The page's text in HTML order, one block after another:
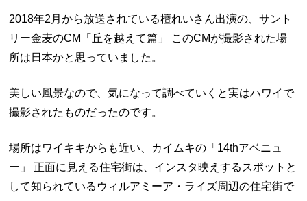
2018年2月から放送されている檀れいさん出演の、サント
リー金麦のCM「丘を越えて篇」 このCMが撮影された場
所は日本かと思っていました。
美しい風景なので、気になって調べていくと実はハワイで
撮影されたものだったのです。
場所はワイキキからも近い、カイムキの「14thアベニュ
ー」 正面に見える住宅街は、インスタ映えするスポットと
して知られているウィルアミーア・ライズ周辺の住宅街で